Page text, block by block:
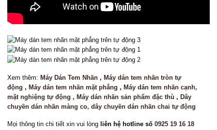
Xem thêm: Máy Dán Tem Nhãn , Máy dán tem nhãn tròn tự
động , Máy dán tem nhãn mặt phẳng , Máy dán tem nhãn cạnh,
mặt nghiệng tự động , Máy dán nhãn sản phẩm đặc thù , Dây
chuyền dán nhãn màng co, dây chuyền dán nhãn chai tự động
Mọi thông tin chi tiết xin vui lòng liên hệ hotline số 0925 19 16 18